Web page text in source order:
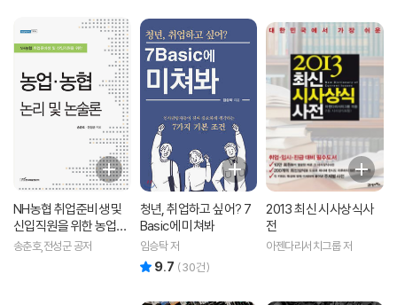
NH농협 취업준비생 및
신입직원을 위한 농업?
농협 논리 및 논술론
송춘호,전성군 공저
청년, 취업하고 싶어? 7
Basic에 미쳐봐
임승탁 저
9.7 (30건)
2013 최신 시사상식사
전
아젠다리서치그룹 저